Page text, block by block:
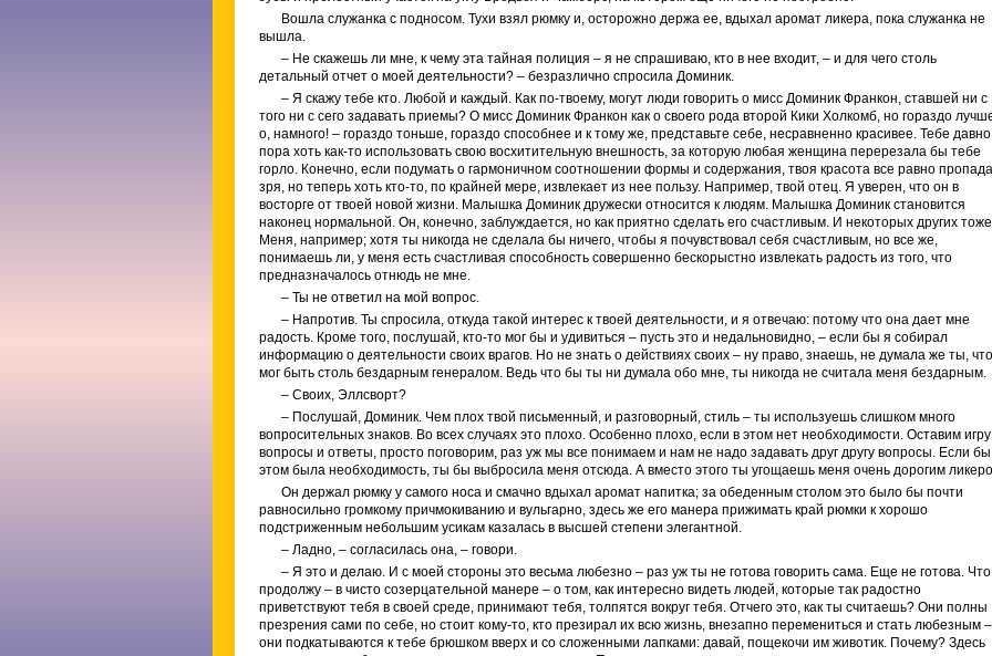
Вошла служанка с подносом. Тухи взял рюмку и, осторожно держа ее, вдыхал аромат ликера, пока служанка не
вышла.
– Не скажешь ли мне, к чему эта тайная полиция – я не спрашиваю, кто в нее входит, – и для чего столь
детальный отчет о моей деятельности? – безразлично спросила Доминик.
– Я скажу тебе кто. Любой и каждый. Как по-твоему, могут люди говорить о мисс Доминик Франкон, ставшей ни с
того ни с сего задавать приемы? О мисс Доминик Франкон как о своего рода второй Кики Холкомб, но гораздо
о, намного! – гораздо тоньше, гораздо способнее и к тому же, представьте себе, несравненно красивее. Тебе давно
пора хоть как-то использовать свою восхитительную внешность, за которую любая женщина перерезала бы тебе
горло. Конечно, если подумать о гармоничном соотношении формы и содержания, твоя красота все равно
зря, но теперь хоть кто-то, по крайней мере, извлекает из нее пользу. Например, твой отец. Я уверен, что он в
восторге от твоей новой жизни. Малышка Доминик дружески относится к людям. Малышка Доминик становится
наконец нормальной. Он, конечно, заблуждается, но как приятно сделать его счастливым. И некоторых других
Меня, например; хотя ты никогда не сделала бы ничего, чтобы я почувствовал себя счастливым, но все же,
понимаешь ли, у меня есть счастливая способность совершенно бескорыстно извлекать радость из того, что
предназначалось отнюдь не мне.
– Ты не ответил на мой вопрос.
– Напротив. Ты спросила, откуда такой интерес к твоей деятельности, и я отвечаю: потому что она дает мне
радость. Кроме того, послушай, кто-то мог бы и удивиться – пусть это и недальновидно, – если бы я собирал
информацию о деятельности своих врагов. Но не знать о действиях своих – ну право, знаешь, не думала же ты,
мог быть столь бездарным генералом. Ведь что бы ты ни думала обо мне, ты никогда не считала меня бездарным.
– Своих, Эллсворт?
– Послушай, Доминик. Чем плох твой письменный, и разговорный, стиль – ты используешь слишком много
вопросительных знаков. Во всех случаях это плохо. Особенно плохо, если в этом нет необходимости. Оставим
вопросы и ответы, просто поговорим, раз уж мы все понимаем и нам не надо задавать друг другу вопросы. Если бы
этом была необходимость, ты бы выбросила меня отсюда. А вместо этого ты угощаешь меня очень дорогим
Он держал рюмку у самого носа и смачно вдыхал аромат напитка; за обеденным столом это было бы почти
равносильно громкому причмокиванию и вульгарно, здесь же его манера прижимать край рюмки к хорошо
подстриженным небольшим усикам казалась в высшей степени элегантной.
– Ладно, – согласилась она, – говори.
– Я это и делаю. И с моей стороны это весьма любезно – раз уж ты не готова говорить сама. Еще не готова.
продолжу – в чисто созерцательной манере – о том, как интересно видеть людей, которые так радостно
приветствуют тебя в своей среде, принимают тебя, толпятся вокруг тебя. Отчего это, как ты считаешь? Они полны
презрения сами по себе, но стоит кому-то, кто презирал их всю жизнь, внезапно перемениться и стать любезным –
они подкатываются к тебе брюшком вверх и со сложенными лапками: давай, пощекочи им животик. Почему? Здесь